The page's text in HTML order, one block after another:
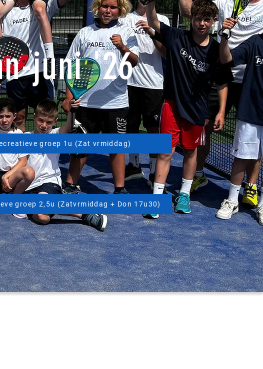
juni '26
groep 1u (Zat vrmiddag)
groep 2,5u (Zatvrmiddag + Don 17u30)